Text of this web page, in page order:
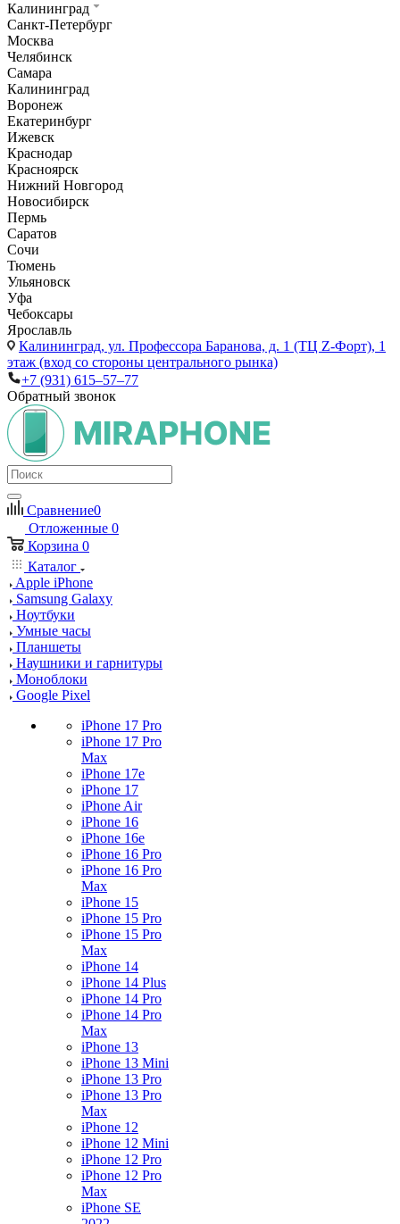
Калининград
Санкт-Петербург
Москва
Челябинск
Самара
Калининград
Воронеж
Екатеринбург
Ижевск
Краснодар
Красноярск
Нижний Новгород
Новосибирск
Пермь
Саратов
Сочи
Тюмень
Ульяновск
Уфа
Чебоксары
Ярославль
Калининград, ул. Профессора Баранова, д. 1 (ТЦ Z-Форт), 1
этаж (вход со стороны центрального рынка)
+7 (931) 615‒57‒77
Обратный звонок
Сравнение0
Отложенные 0
Корзина 0
Каталог
Apple iPhone
Samsung Galaxy
Ноутбуки
Умные часы
Планшеты
Наушники и гарнитуры
Моноблоки
Google Pixel
iPhone 17 Pro
iPhone 17 Pro
Max
iPhone 17e
iPhone 17
iPhone Air
iPhone 16
iPhone 16e
iPhone 16 Pro
iPhone 16 Pro
Max
iPhone 15
iPhone 15 Pro
iPhone 15 Pro
Max
iPhone 14
iPhone 14 Plus
iPhone 14 Pro
iPhone 14 Pro
Max
iPhone 13
iPhone 13 Mini
iPhone 13 Pro
iPhone 13 Pro
Max
iPhone 12
iPhone 12 Mini
iPhone 12 Pro
iPhone 12 Pro
Max
iPhone SE